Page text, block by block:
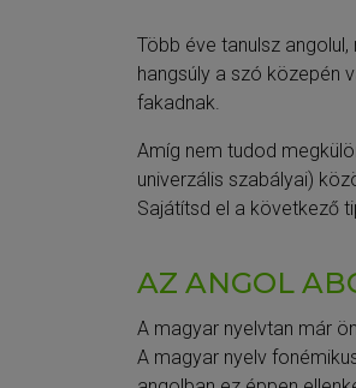
Több éve tanulsz
hangsúly a szó közepén
fakadnak.
Amíg nem tudod
univerzális szabályai)
Sajátítsd el a következő
AZ ANGOL
A magyar nyelvtan már
A magyar nyelv